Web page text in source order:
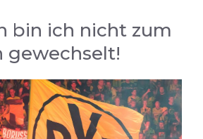
bin ich nicht zum
gewechselt!